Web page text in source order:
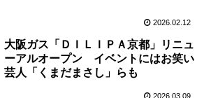
2026.02.12
大阪ガス「ＤＩＬＩＰＡ京都」リニュ
ーアルオープン イベントにはお笑い
芸人「くまだまさし」らも
2026.03.09